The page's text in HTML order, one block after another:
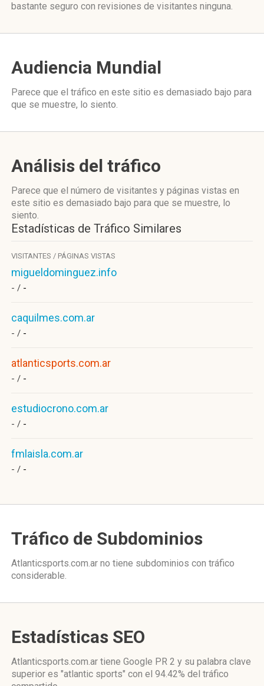
bastante seguro con revisiones de visitantes ninguna.
Audiencia Mundial
Parece que el tráfico en este sitio es demasiado bajo para
que se muestre, lo siento.
Análisis del tráfico
Parece que el número de visitantes y páginas vistas en
este sitio es demasiado bajo para que se muestre, lo
siento.
Estadísticas de Tráfico Similares
VISITANTES / PÁGINAS VISTAS
migueldominguez.info
- / -
caquilmes.com.ar
- / -
atlanticsports.com.ar
- / -
estudiocrono.com.ar
- / -
fmlaisla.com.ar
- / -
Tráfico de Subdominios
Atlanticsports.com.ar no tiene subdominios con tráfico
considerable.
Estadísticas SEO
Atlanticsports.com.ar tiene Google PR 2 y su palabra clave
superior es "atlantic sports" con el 94.42% del tráfico